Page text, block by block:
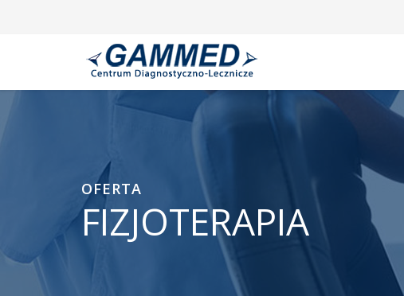
OFERTA
FIZJOTERAPIA